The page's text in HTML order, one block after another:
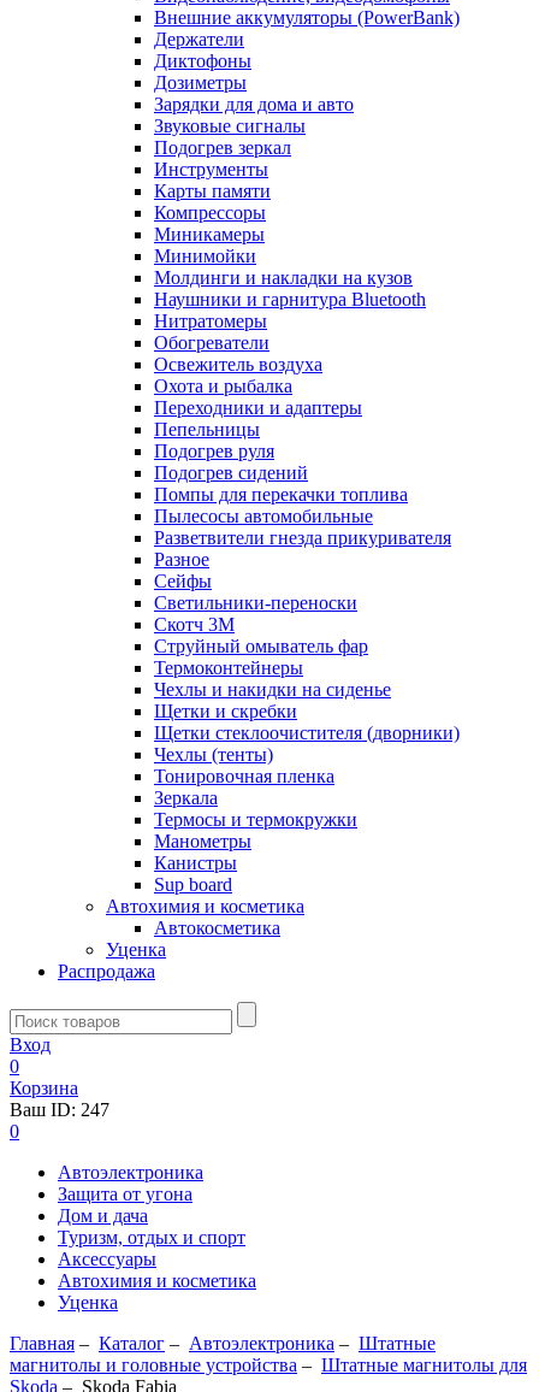
Внешние аккумуляторы (PowerBank)
Держатели
Диктофоны
Дозиметры
Зарядки для дома и авто
Звуковые сигналы
Подогрев зеркал
Инструменты
Карты памяти
Компрессоры
Миникамеры
Минимойки
Молдинги и накладки на кузов
Наушники и гарнитура Bluetooth
Нитратомеры
Обогреватели
Освежитель воздуха
Охота и рыбалка
Переходники и адаптеры
Пепельницы
Подогрев руля
Подогрев сидений
Помпы для перекачки топлива
Пылесосы автомобильные
Разветвители гнезда прикуривателя
Разное
Сейфы
Светильники-переноски
Скотч 3М
Струйный омыватель фар
Термоконтейнеры
Чехлы и накидки на сиденье
Щетки и скребки
Щетки стеклоочистителя (дворники)
Чехлы (тенты)
Тонировочная пленка
Зеркалa
Термосы и термокружки
Манометры
Канистры
Sup board
Автохимия и косметика
Автокосметика
Уценка
Распродажа
Вход
0
Корзина
Ваш ID: 247
0
Автоэлектроника
Защита от угона
Дом и дача
Туризм, отдых и спорт
Аксессуары
Автохимия и косметика
Уценка
Главная – Каталог – Автоэлектроника – Штатные
магнитолы и головные устройства – Штатные магнитолы для
Skoda – Skoda Fabia